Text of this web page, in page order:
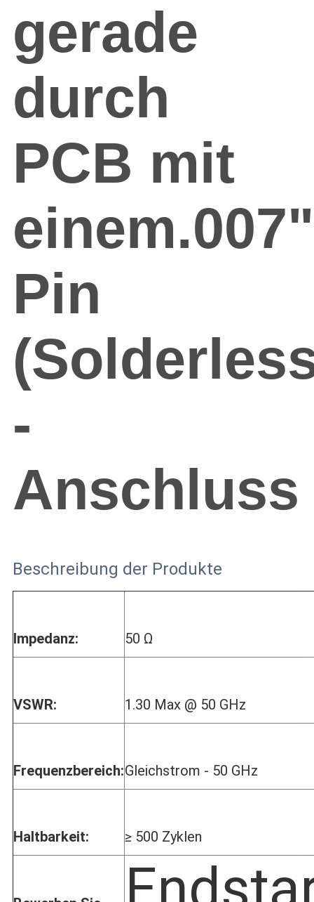
gerade
durch
PCB mit
einem.007"
Pin
-
Anschluss
Beschreibung der Produkte
Impedanz: 50 Ω
VSWR: 1.30 Max @ 50 GHz
Frequenzbereich:Gleichstrom - 50 GHz
Haltbarkeit: ≥ 500 Zyklen